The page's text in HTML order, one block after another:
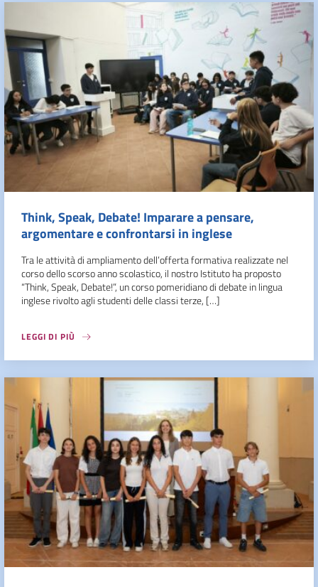
Think, Speak, Debate! Imparare a pensare,
argomentare e confrontarsi in inglese
Tra le attività di ampliamento dell’offerta formativa realizzate nel
corso dello scorso anno scolastico, il nostro Istituto ha proposto
“Think, Speak, Debate!”, un corso pomeridiano di debate in lingua
inglese rivolto agli studenti delle classi terze, […]
LEGGI DI PIÙ